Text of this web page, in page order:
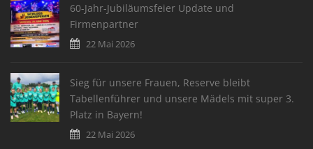
60-Jahr-Jubiläumsfeier Update und
Firmenpartner
22 Mai 2026
Sieg für unsere Frauen, Reserve bleibt
Tabellenführer und unsere Mädels mit super 3.
Platz in Bayern!
22 Mai 2026